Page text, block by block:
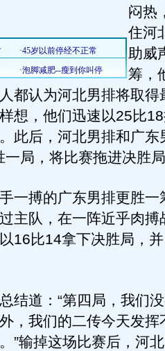
闷热
住河
助威
筹，
都认为河北男排将取得
想，他们迅速以25比
此后，河北男排和广
一局，将比赛拖进决胜
搏的广东男排更胜一
主队，在一阵近乎肉搏
16比14拿下决胜局，
道：“第四局，我们没
，我们的二传今天发挥
”输掉这场比赛后，河